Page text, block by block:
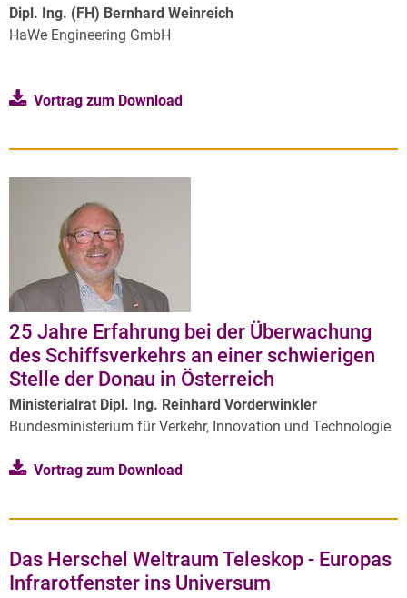
Dipl. Ing. (FH) Bernhard Weinreich
HaWe Engineering GmbH
Vortrag zum Download
25 Jahre Erfahrung bei der Überwachung
des Schiffsverkehrs an einer schwierigen
Stelle der Donau in Österreich
Ministerialrat Dipl. Ing. Reinhard Vorderwinkler
Bundesministerium für Verkehr, Innovation und Technologie
Vortrag zum Download
Das Herschel Weltraum Teleskop - Europas
Infrarotfenster ins Universum